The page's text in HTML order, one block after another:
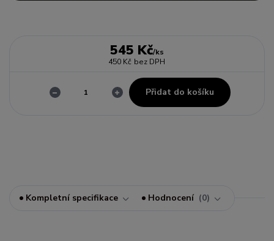
545 Kč/ks
450 Kč bez DPH
Přidat do košíku
Kompletní specifikace Hodnocení 0